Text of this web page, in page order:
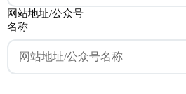
网站地址/公众号
名称